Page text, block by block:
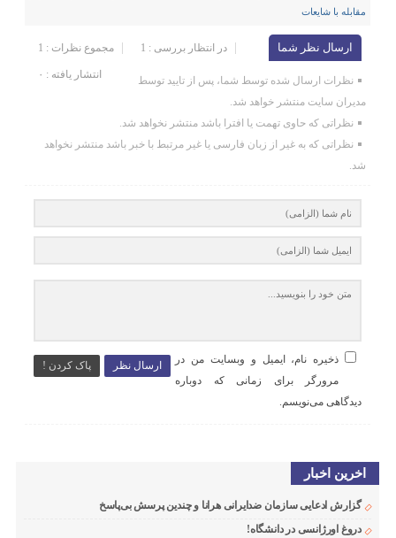
مقابله با شایعات
ارسال نظر شما مجموع نظرات : 1 در انتظار بررسی : 1
انتشار یافته : ۰
نظرات ارسال شده توسط شما، پس از تایید توسط
مدیران سایت منتشر خواهد شد.
نظراتی که حاوی تهمت یا افترا باشد منتشر نخواهد شد.
نظراتی که به غیر از زبان فارسی یا غیر مرتبط با خبر باشد منتشر نخواهد
شد.
ارسال نظر پاک کردن !
ذخیره نام، ایمیل و وبسایت من در
مرورگر برای زمانی که دوباره
دیدگاهی می‌نویسم.
اخرین اخبار
گزارش ادعایی سازمان ضدایرانی هرانا و چندین پرسش بی‌پاسخ
دروغ اورژانسی در دانشگاه!